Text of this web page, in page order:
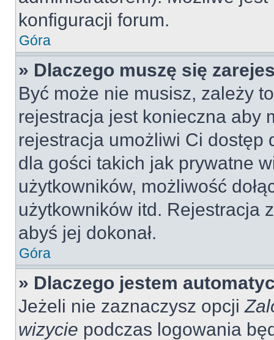
konfiguracji forum.
Góra
» Dlaczego muszę się
Być może nie musisz, zależy
rejestracja jest konieczna aby
rejestracja umożliwi Ci dostęp
dla gości takich jak prywatne
użytkowników, możliwość
użytkowników itd. Rejestracja
abyś jej dokonał.
Góra
» Dlaczego jestem
Jeżeli nie zaznaczysz opcji
wizycie podczas logowania